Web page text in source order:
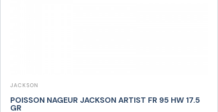
JACKSON
POISSON NAGEUR JACKSON ARTIST FR 95 HW 17.5
GR